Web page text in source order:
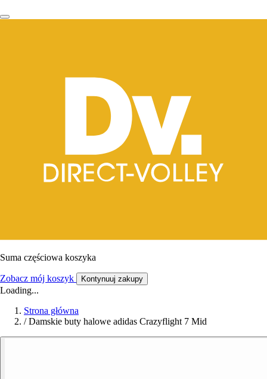
Suma częściowa koszyka
Zobacz mój koszyk Kontynuuj zakupy
Loading...
Strona główna
/ Damskie buty halowe adidas Crazyflight 7 Mid